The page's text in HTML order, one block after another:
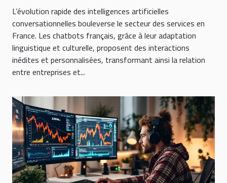
L’évolution rapide des intelligences artificielles
conversationnelles bouleverse le secteur des services en
France. Les chatbots français, grâce à leur adaptation
linguistique et culturelle, proposent des interactions
inédites et personnalisées, transformant ainsi la relation
entre entreprises et...